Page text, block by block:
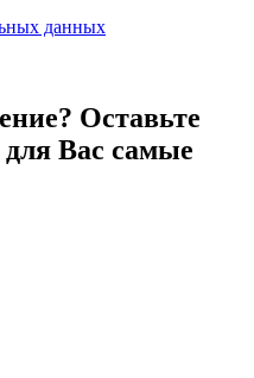
данных
Оставьте
Вас самые